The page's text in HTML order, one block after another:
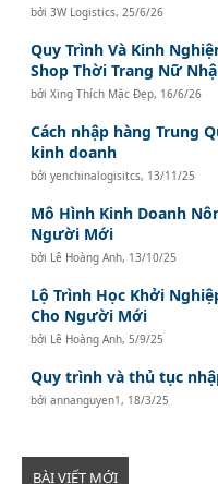
bởi3W Logistics, 25/6/26
Quy Trình Và Kinh
Shop Thời Trang Nữ
bởiXing Thích Mặc Đẹp, 16/6/26
Cách nhập hàng Trung
kinh doanh
bởiyenchinalogisitcs, 13/11/25
Mô Hình Kinh Doanh
Người Mới
bởi Lê Hoàng Anh, 13/10/25
Lộ Trình Học Khởi
Cho Người Mới
bởi Lê Hoàng Anh, 5/9/25
Quy trình và thủ tục
bởiannanguyen1 , 18/3/25
BÀI VIẾT MỚI